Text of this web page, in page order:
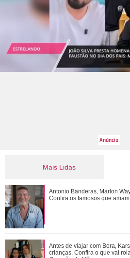
Mais Lidas
Antonio Banderas, Marlon
Confira os famosos que
Agrado desabafa com
João Raul. Saiba o que vai
Antonio Banderas, Marlon
Confira os famosos que
Antes de viajar com Bora,
crianças. Confira o que vai